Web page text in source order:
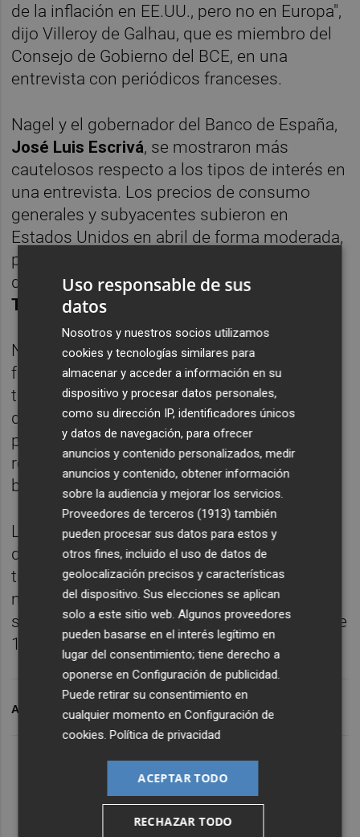
de la inflación en EE.UU., pero no en Europa",
dijo Villeroy de Galhau, que es miembro del
Consejo de Gobierno del BCE, en una
entrevista con periódicos franceses.
Nagel y el gobernador del Banco de España,
José Luis Escrivá, se mostraron más
cautelosos respecto a los tipos de interés en
una entrevista. Los precios de consumo
generales y subyacentes subieron en
Estados Unidos en abril de forma moderada,
pero todavía no muestran si los aranceles
del presidente estadounidense,Donald
Trump , han tenido repercusión.
No obstante, estas cifras de inflación
facilitan a la Reserva Federal (Fed) bajar sus
tipos de interés y presionaron a la baja al
dólar. Los mercados descuentan una
probabilidad menor del 10 % de que la Fed
recorte los tipos de interés en 25 puntos
básicos en junio.
Los inversores vendieron dólares después
de que Trump pidiera a la Fed que baje los
tipos de interés porque la inflación fue más
moderada de lo previsto. La moneda única
se cambió en una banda de fluctuación entre
1,1182 y 1,1264 dólares.
ARCHIVADO EN
Uso responsable de sus
datos
Nosotros y nuestros socios utilizamos
cookies y tecnologías similares para
almacenar y acceder a información en su
dispositivo y procesar datos personales,
como su dirección IP, identificadores únicos
y datos de navegación, para ofrecer
anuncios y contenido personalizados, medir
anuncios y contenido, obtener información
sobre la audiencia y mejorar los servicios.
Proveedores de terceros (1913) también
pueden procesar sus datos para estos y
otros fines, incluido el uso de datos de
geolocalización precisos y características
del dispositivo. Sus elecciones se aplican
solo a este sitio web. Algunos proveedores
pueden basarse en el interés legítimo en
lugar del consentimiento; tiene derecho a
oponerse enConfiguración de publicidad.
Puede retirar su consentimiento en
cualquier momento enConfiguración de
cookies.Política de privacidad
ACEPTAR TODO
RECHAZAR TODO